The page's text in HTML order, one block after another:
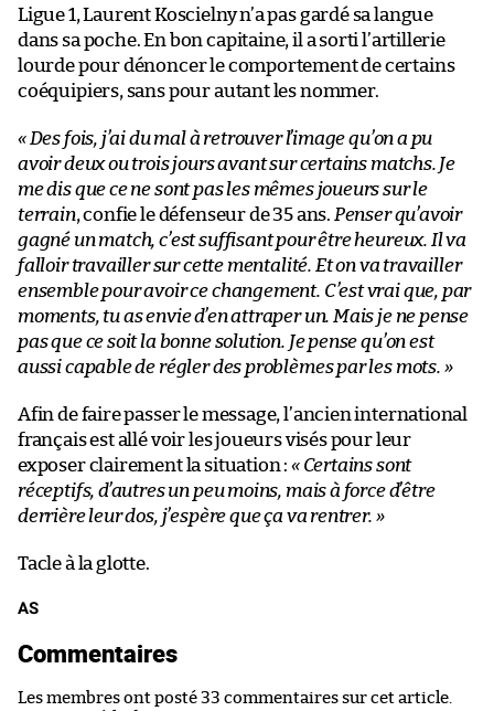
Ligue 1, Laurent Koscielny n’a pas gardé sa langue
dans sa poche. En bon capitaine, il a sorti l’artillerie
lourde pour dénoncer le comportement de certains
coéquipiers, sans pour autant les nommer.
« Des fois, j’ai du mal à retrouver l’image qu’on a pu
avoir deux ou trois jours avant sur certains matchs. Je
me dis que ce ne sont pas les mêmes joueurs sur le
terrain, confie le défenseur de 35 ans. Penser qu’avoir
gagné un match, c’est suffisant pour être heureux. Il va
falloir travailler sur cette mentalité. Et on va travailler
ensemble pour avoir ce changement. C’est vrai que, par
moments, tu as envie d’en attraper un. Mais je ne pense
pas que ce soit la bonne solution. Je pense qu’on est
aussi capable de régler des problèmes par les mots. »
Afin de faire passer le message, l’ancien international
français est allé voir les joueurs visés pour leur
exposer clairement la situation : « Certains sont
réceptifs, d’autres un peu moins, mais à force d’être
derrière leur dos, j’espère que ça va rentrer. »
Tacle à la glotte.
AS
Commentaires
Les membres ont posté 33 commentaires sur cet article.